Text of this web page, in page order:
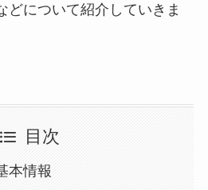
どについて紹介していきま
目次
本情報